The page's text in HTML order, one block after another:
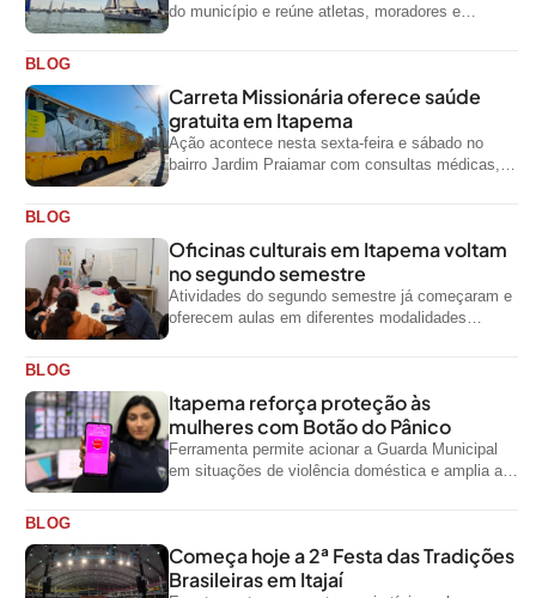
do município e reúne atletas, moradores e
BLOG
Carreta Missionária oferece saúde
gratuita em Itapema
Ação acontece nesta sexta-feira e sábado no
bairro Jardim Praiamar com consultas médicas,
BLOG
Oficinas culturais em Itapema voltam
no segundo semestre
Atividades do segundo semestre já começaram e
oferecem aulas em diferentes modalidades
BLOG
Itapema reforça proteção às
mulheres com Botão do Pânico
Ferramenta permite acionar a Guarda Municipal
em situações de violência doméstica e amplia a
BLOG
Começa hoje a 2ª Festa das Tradições
Brasileiras em Itajaí